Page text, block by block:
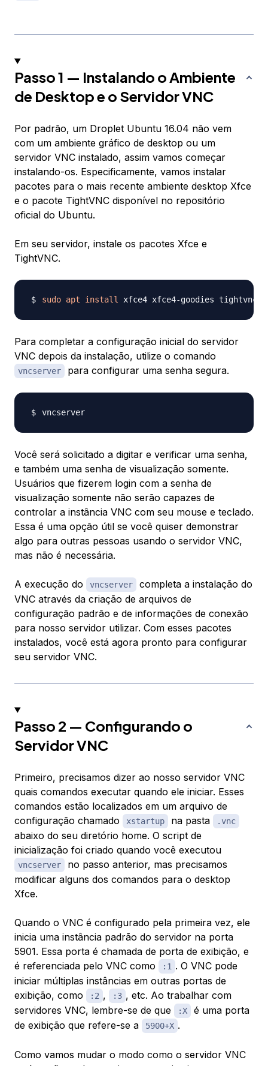
Passo 1 — Instalando o Ambiente
de Desktop e o Servidor VNC
Por padrão, um Droplet Ubuntu 16.04 não vem
com um ambiente gráfico de desktop ou um
servidor VNC instalado, assim vamos começar
instalando-os. Especificamente, vamos instalar
pacotes para o mais recente ambiente desktop Xfce
e o pacote TightVNC disponível no repositório
oficial do Ubuntu.
Em seu servidor, instale os pacotes Xfce e
TightVNC.
sudo apt install
Para completar a configuração inicial do servidor
VNC depois da instalação, utilize o comando
vncserver para configurar uma senha segura.
Você será solicitado a digitar e verificar uma senha,
e também uma senha de visualização somente.
Usuários que fizerem login com a senha de
visualização somente não serão capazes de
controlar a instância VNC com seu mouse e teclado.
Essa é uma opção útil se você quiser demonstrar
algo para outras pessoas usando o servidor VNC,
mas não é necessária.
A execução do vncserver
completa a instalação do
VNC através da criação de arquivos de
configuração padrão e de informações de conexão
para nosso servidor utilizar. Com esses pacotes
instalados, você está agora pronto para configurar
seu servidor VNC.
Passo 2 — Configurando o
Servidor VNC
Primeiro, precisamos dizer ao nosso servidor VNC
quais comandos executar quando ele iniciar. Esses
comandos estão localizados em um arquivo de
configuração chamado
xstartup na pasta .vnc
abaixo do seu diretório home. O script de
inicialização foi criado quando você executou
vncserver
no passo anterior, mas precisamos
modificar alguns dos comandos para o desktop
Xfce.
Quando o VNC é configurado pela primeira vez, ele
inicia uma instância padrão do servidor na porta
5901. Essa porta é chamada de porta de exibição, e
é referenciada pelo VNC como
:1 . O VNC pode
iniciar múltiplas instâncias em outras portas de
exibição, como
:2 , :3 , etc. Ao trabalhar com
servidores VNC, lembre-se de que
:X
é uma porta
de exibição que refere-se a
5900+X .
Como vamos mudar o modo como o servidor VNC